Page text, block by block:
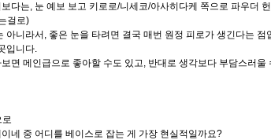
다는, 눈 예보 보고 키로로/니세코/아사히다케 쪽으로 파우더
걸로)
아니라서 , 좋은 눈을 타려면 결국 매번 원정 피로가 생긴다는 점
입니다.
면 메인급으로 좋아할 수도 있고, 반대로 생각보다 부담스러울
로
네 중 어디를 베이스로 잡는 게 가장 현실적일까요?